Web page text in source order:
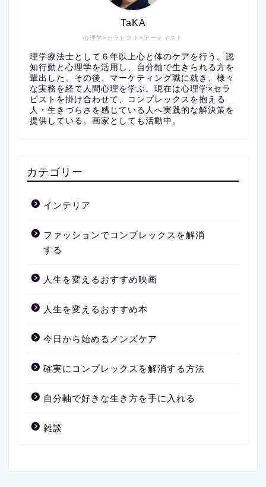
心理学×セラピスト×アーティスト
TaKA
理学療法士として６年以上心と体のケアを行う。認
知行動と心理学を活用し、自分軸で生きられる方を
輩出した。その後、マーケティング職に就き、様々
な実務を経て人間心理を学ぶ。現在は心理学×セラ
ピストを掛け合わせて、コンプレックスを抱える
人・生きづらさを感じている人へ実践的な解決策を
提供している。画家としても活動中。
カテゴリー
インテリア
ファッションでコンプレックスを解消
する
人生を変えるおすすめ映画
人生を変えるおすすめ本
今日から始めるメンズケア
確実にコンプレックスを解消する方法
自分軸で好きな生き方を手に入れる
雑談